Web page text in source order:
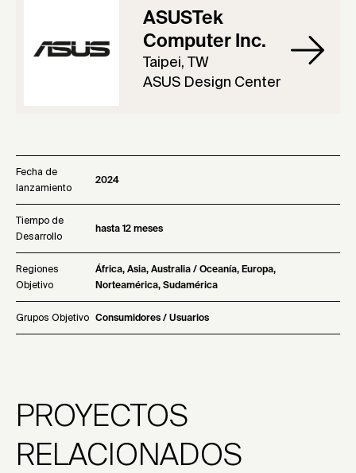
ASUSTek
Computer Inc.
Taipei, TW
ASUS Design Center
Fecha de
lanzamiento
2024
Tiempo de
Desarrollo
hasta 12 meses
Regiones
Objetivo
África, Asia, Australia / Oceanía, Europa,
Norteamérica, Sudamérica
Grupos Objetivo Consumidores / Usuarios
PROYECTOS
RELACIONADOS